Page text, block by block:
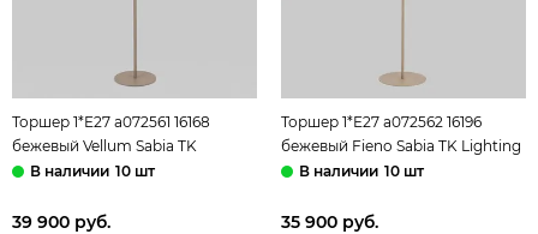
Торшер 1*E27 a072561 16168
бежевый Vellum Sabia TK
Lighting
10 шт
39 900 руб.
Торшер 1*E27 a072562 16196
бежевый Fieno Sabia TK Lighting
10 шт
35 900 руб.